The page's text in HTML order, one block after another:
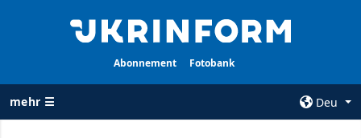
Abonnement Fotobank
mehr ☰
Deu